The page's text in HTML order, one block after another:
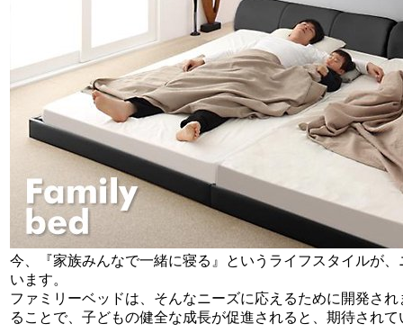
今、『家族みんなで一緒に寝る』というライフスタイルが
います。
ファミリーベッドは、そんなニーズに応えるために開発さ
ることで、子どもの健全な成長が促進されると、期待されて